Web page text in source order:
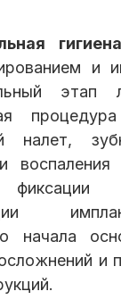
Протезирование
Богатова
Чертановская
и
этап
налет,
начала
и